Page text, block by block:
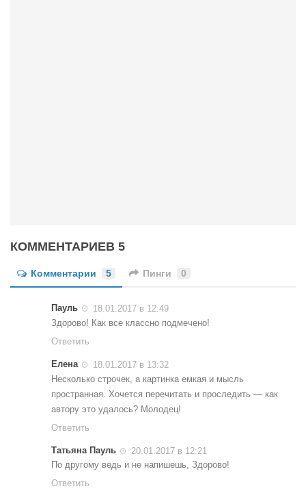
Он и Она
Конкурсы
Конкурс «Колибри» 2015
Конкурс «Колибри» 2014
Литературный конкурс «Я люблю Украину»
Конкурс «Колибри — детям!» 2014
Конкурс «Колибри» 2013
КОММЕНТАРИЕВ 5
Комментарии 5 Пинги 0
Пауль
18.01.2017 в 12:49
Здорово! Как все классно подмечено!
Ответить
Елена
18.01.2017 в 13:32
Несколько строчек, а картинка емкая и мысль
пространная. Хочется перечитать и проследить — как
автору это удалось? Молодец!
Ответить
Татьяна Пауль
20.01.2017 в 12:21
По другому ведь и не напишешь, Здорово!
Ответить